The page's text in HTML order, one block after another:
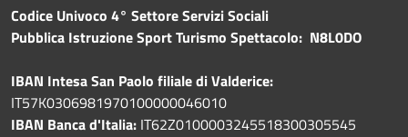
Codice Univoco 4° Settore Servizi Sociali
Pubblica Istruzione Sport Turismo Spettacolo: N8L0DO
IBAN Intesa San Paolo filiale di Valderice:
IT57K0306981970100000046010
IBAN Banca d'Italia: IT62Z0100003245518300305545